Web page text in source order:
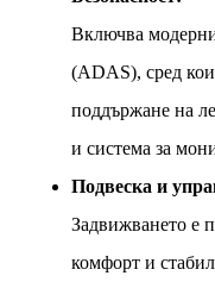
Включва
(ADAS), сред
поддържане на
и система за
Подвеска и
Задвижването е
комфорт и